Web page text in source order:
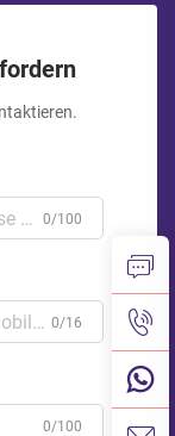
0/100
0/16
0/100